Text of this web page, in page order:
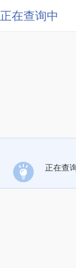
正在查询中
正在查